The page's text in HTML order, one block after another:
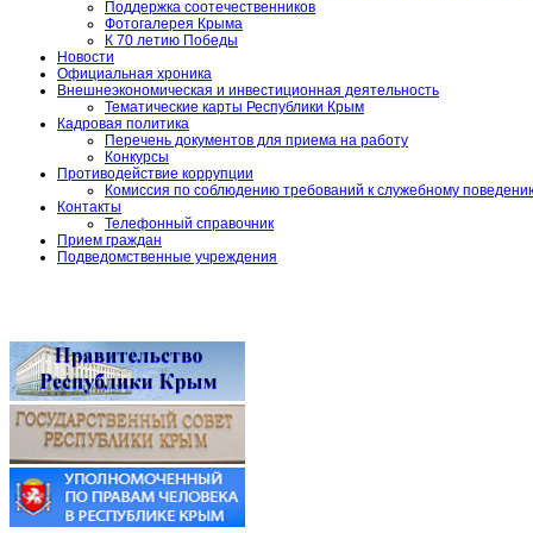
Поддержка соотечественников
Фотогалерея Крыма
К 70 летию Победы
Новости
Официальная хроника
Внешнеэкономическая и инвестиционная деятельность
Тематические карты Республики Крым
Кадровая политика
Перечень документов для приема на работу
Конкурсы
Противодействие коррупции
Комиссия по соблюдению требований к служебному
Контакты
Телефонный справочник
Прием граждан
Подведомственные учреждения